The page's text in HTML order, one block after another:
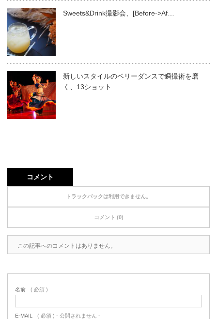
Sweets&Drink撮影会、[Before->Af…
新しいスタイルのベリーダンスで瞬撮術を磨
く、13ショット
コメント
トラックバックは利用できません。
コメント (0)
この記事へのコメントはありません。
名前 ( 必須 )
E-MAIL ( 必須 ) - 公開されません -